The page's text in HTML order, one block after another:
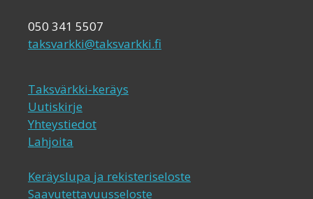
050 341 5507
taksvarkki@taksvarkki.fi
Taksvärkki-keräys
Uutiskirje
Yhteystiedot
Lahjoita
Keräyslupa ja rekisteriseloste
Saavutettavuusseloste